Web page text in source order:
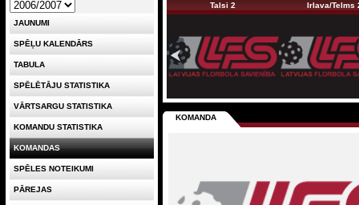
Talsi 2 Irlava/Telms
KOMANDA
JAUNUMI
SPĒĻU KALENDĀRS
TABULA
SPĒLĒTĀJU STATISTIKA
VĀRTSARGU STATISTIKA
KOMANDU STATISTIKA
KOMANDAS
SPĒLES NOTEIKUMI
PĀREJAS